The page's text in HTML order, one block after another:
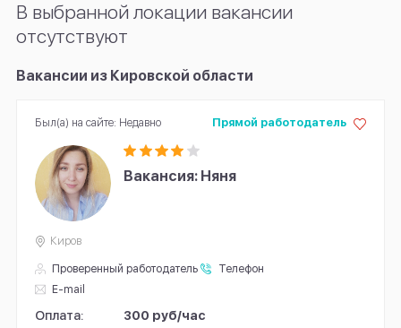
В выбранной локации вакансии
отсутствуют
Вакансии из Кировской области
Вакансия: Няня
Проверенный работодатель
Телефон
E-mail
Прямой работодатель
Киров
Оплата: 300 руб/час
Был(а) на сайте: Недавно